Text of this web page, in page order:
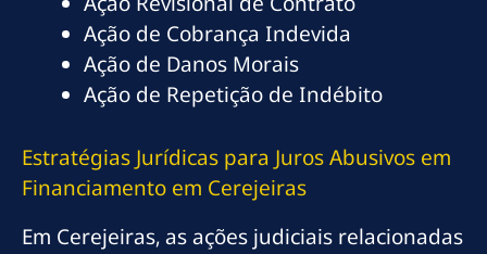
Ação de Cobrança Indevida
Ação de Danos Morais
Ação de Repetição de Indébito
Estratégias Jurídicas para Juros Abusivos em
Financiamento em Cerejeiras
Em Cerejeiras, as ações judiciais relacionadas